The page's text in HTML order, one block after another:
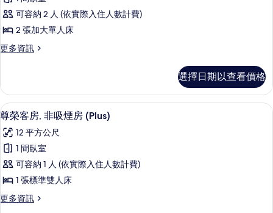
所
有
相
房
詳
情
標
準
床
吸
煙
房
的
所
有
相
片
可容納 2 人 (依實際入住人數計費)
2 張加大單人床
更多資訊
更
雙
床
房,
吸
煙
房
的
詳
情
選擇日期以查看價格
顯
示
尊
榮
客
非
尊榮客房, 非吸煙房 (Plus) | 書桌、床單
15
尊榮客房, 非吸煙房 (Plus)
12 平方公尺
1 間臥室
可容納 1 人 (依實際入住人數計費)
1 張標準雙人床
更多資訊
更